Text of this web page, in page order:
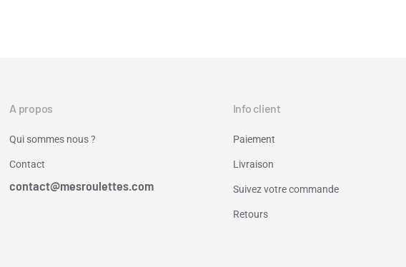
A propos
Qui sommes nous ?
Contact
contact@mesroulettes.com
Info client
Paiement
Livraison
Suivez votre commande
Retours